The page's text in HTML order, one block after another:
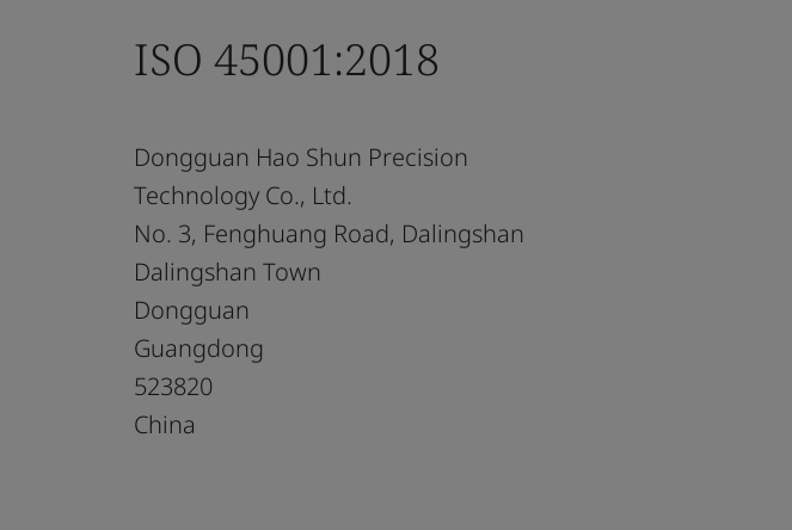
ISO 45001:2018
Dongguan Hao Shun Precision
Technology Co., Ltd.
No. 3, Fenghuang Road, Dalingshan
Dalingshan Town
Dongguan
Guangdong
523820
China